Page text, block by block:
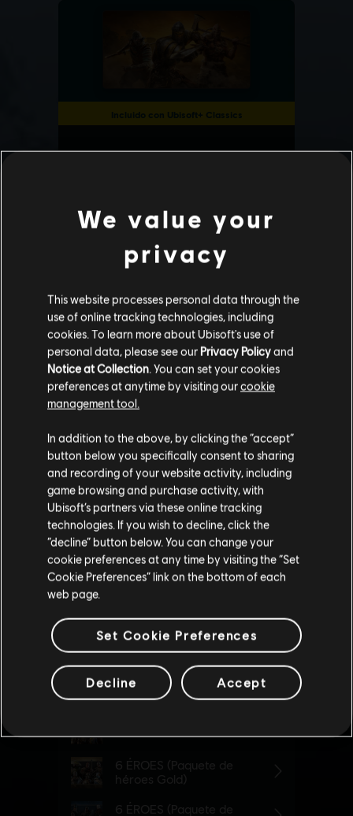
Por favor, visita nuestra Store local para realizar
tu compra.
Permanecer en esta Store
Actualizar mi localidad
We value your
privacy
This website processes personal data through the
use of online tracking technologies, including
cookies. To learn more about Ubisoft's use of
personal data, please see our Privacy Policyand
Notice at Collection . You can set your cookies
preferences at anytime by visiting ourcookie
management tool.
In addition to the above, by clicking the “accept”
button below you specifically consent to sharing
and recording of your website activity, including
game browsing and purchase activity, with
Ubisoft’s partners via these online tracking
technologies. If you wish to decline, click the
“decline” button below. You can change your
cookie preferences at any time by visiting the “Set
Cookie Preferences” link on the bottom of each
web page.
Set Cookie Preferences
Decline Accept